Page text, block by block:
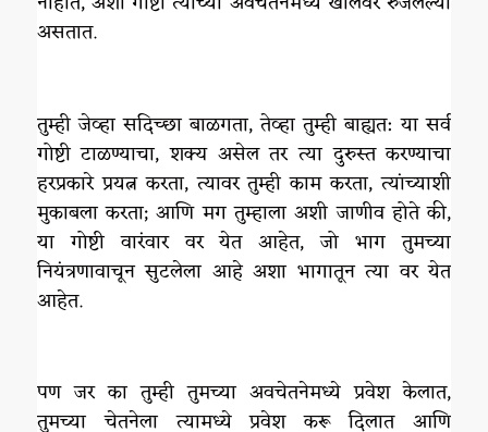
असतात.
तुम्ही जेव्हा सदिच्छा बाळगता, तेव्हा तुम्ही बाह्यत: या सर्व
गोष्टी टाळण्याचा, शक्य असेल तर त्या दुरुस्त करण्याचा
हरप्रकारे प्रयत्न करता, त्यावर तुम्ही काम करता, त्यांच्याशी
मुकाबला करता; आणि मग तुम्हाला अशी जाणीव होते की,
या गोष्टी वारंवार वर येत आहेत, जो भाग तुमच्या
नियंत्रणावाचून सुटलेला आहे अशा भागातून त्या वर येत
आहेत.
पण जर का तुम्ही तुमच्या अवचेतनेमध्ये प्रवेश केलात,
तुमच्या चेतनेला त्यामध्ये प्रवेश करू दिलात आणि